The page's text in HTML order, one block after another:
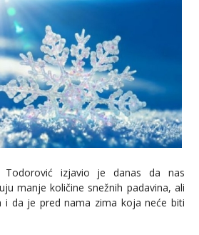
Todorović izjavio je danas da nas
manje količine snežnih padavina, ali
i da je pred nama zima koja neće biti